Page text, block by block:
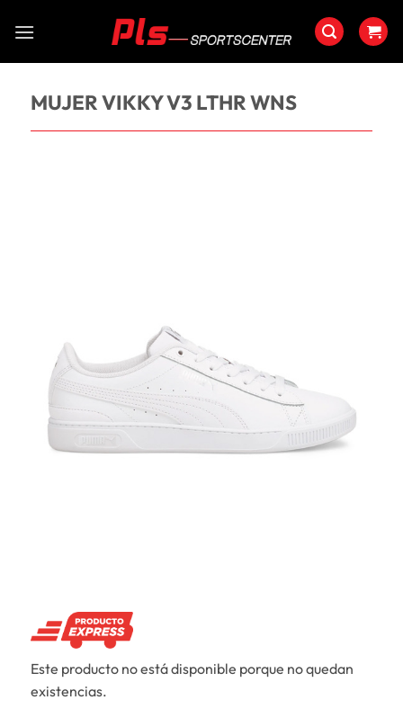
MUJER VIKKY V3 LTHR WNS
Este producto no está disponible porque no quedan
existencias.